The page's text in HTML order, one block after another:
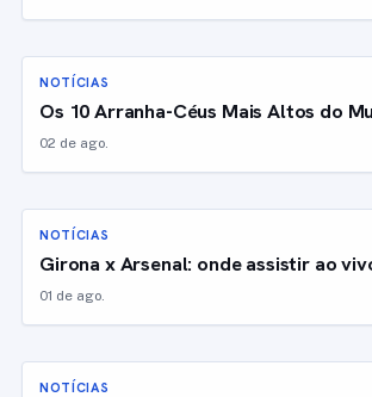
NOTÍCIAS
Os 10 Arranha-Céus Mais Altos do
02 de ago.
NOTÍCIAS
Girona x Arsenal: onde assistir ao
01 de ago.
NOTÍCIAS